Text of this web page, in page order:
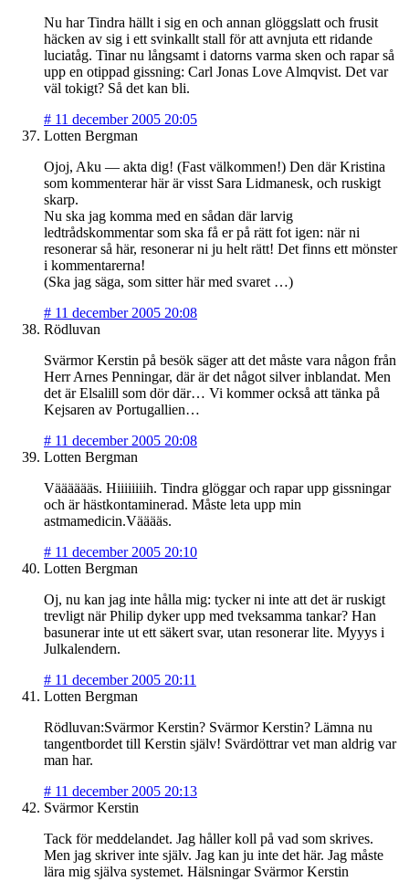
Nu har Tindra hällt i sig en och annan glöggslatt och frusit
häcken av sig i ett svinkallt stall för att avnjuta ett ridande
luciatåg. Tinar nu långsamt i datorns varma sken och rapar så
upp en otippad gissning: Carl Jonas Love Almqvist. Det var
väl tokigt? Så det kan bli.
# 11 december 2005 20:05
Lotten Bergman
Ojoj, Aku — akta dig! (Fast välkommen!) Den där Kristina
som kommenterar här är visst Sara Lidmanesk, och ruskigt
skarp.
Nu ska jag komma med en sådan där larvig
ledtrådskommentar som ska få er på rätt fot igen: när ni
resonerar så här, resonerar ni ju helt rätt! Det finns ett mönster
i kommentarerna!
(Ska jag säga, som sitter här med svaret …)
# 11 december 2005 20:08
Rödluvan
Svärmor Kerstin på besök säger att det måste vara någon från
Herr Arnes Penningar, där är det något silver inblandat. Men
det är Elsalill som dör där… Vi kommer också att tänka på
Kejsaren av Portugallien…
# 11 december 2005 20:08
Lotten Bergman
Vääääääs. Hiiiiiiiih. Tindra glöggar och rapar upp gissningar
och är hästkontaminerad. Måste leta upp min
astmamedicin.Vääääs.
# 11 december 2005 20:10
Lotten Bergman
Oj, nu kan jag inte hålla mig: tycker ni inte att det är ruskigt
trevligt när Philip dyker upp med tveksamma tankar? Han
basunerar inte ut ett säkert svar, utan resonerar lite. Myyys i
Julkalendern.
# 11 december 2005 20:11
Lotten Bergman
Rödluvan:Svärmor Kerstin? Svärmor Kerstin? Lämna nu
tangentbordet till Kerstin själv! Svärdöttrar vet man aldrig var
man har.
# 11 december 2005 20:13
Svärmor Kerstin
Tack för meddelandet. Jag håller koll på vad som skrives.
Men jag skriver inte själv. Jag kan ju inte det här. Jag måste
lära mig själva systemet. Hälsningar Svärmor Kerstin